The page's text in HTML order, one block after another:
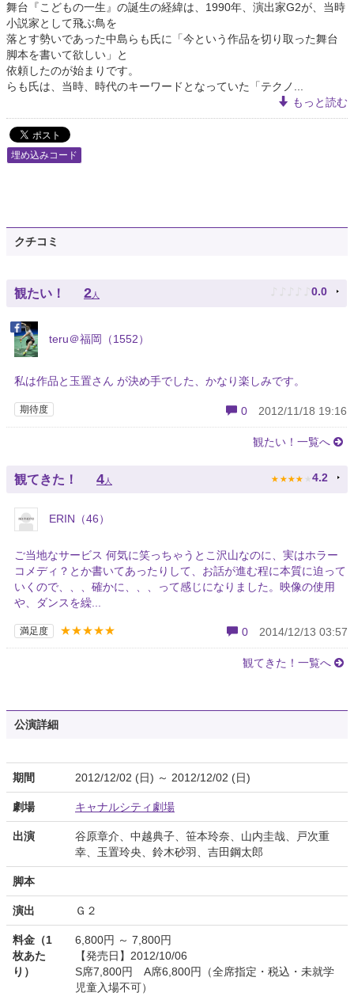
舞台『こどもの一生』の誕生の経緯は、1990年、演出家G2が、当時
小説家として飛ぶ鳥を
落とす勢いであった中島らも氏に「今という作品を切り取った舞台
脚本を書いて欲しい」と
依頼したのが始まりです。
らも氏は、当時、時代のキーワードとなっていた「テクノ...
もっと読む
埋め込みコード
クチコミ
観たい！ 2人 ♪ ♪ ♪ ♪ ♪ 0.0
teru＠福岡（1552）
私は作品と玉置さん が決め手でした、かなり楽しみです。
期待度 0 2012/11/18 19:16
観たい！一覧へ
観てきた！ 4 人 ★ ★ ★ ★ ★ 4.2
ERIN（46）
ご当地なサービス 何気に笑っちゃうとこ沢山なのに、実はホラー
コメディ？とか書いてあったりして、お話が進む程に本質に迫って
いくので、、、確かに、、、って感じになりました。映像の使用
や、ダンスを繰...
満足度 ★★★★★ 0 2014/12/13 03:57
観てきた！一覧へ
公演詳細
期間 2012/12/02 (日) ～ 2012/12/02 (日)
劇場 キャナルシティ劇場
出演
谷原章介、中越典子、笹本玲奈、山内圭哉、戸次重
幸、玉置玲央、鈴木砂羽、吉田鋼太郎
脚本
演出 Ｇ２
料金（1
枚あた
り）
6,800円 ～ 7,800円
【発売日】2012/10/06
S席7,800円 A席6,800円（全席指定・税込・未就学
児童入場不可）